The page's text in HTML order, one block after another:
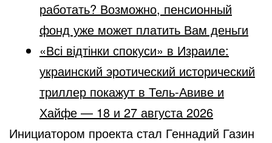
работать? Возможно, пенсионный
фонд уже может платить Вам деньги
«Всі відтінки спокуси» в Израиле:
украинский эротический исторический
триллер покажут в Тель-Авиве и
Хайфе — 18 и 27 августа 2026
Инициатором проекта стал Геннадий Газин